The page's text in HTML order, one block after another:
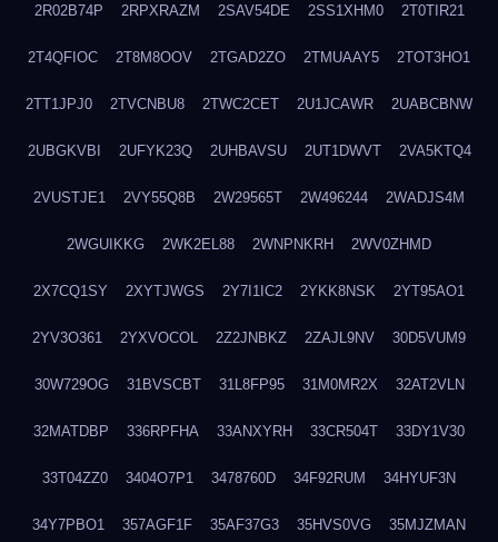
2R02B74P 2RPXRAZM 2SAV54DE 2SS1XHM0 2T0TIR21
2T4QFIOC 2T8M8OOV 2TGAD2ZO 2TMUAAY5 2TOT3HO1
2TT1JPJ0 2TVCNBU8 2TWC2CET 2U1JCAWR 2UABCBNW
2UBGKVBI 2UFYK23Q 2UHBAVSU 2UT1DWVT 2VA5KTQ4
2VUSTJE1 2VY55Q8B 2W29565T 2W496244 2WADJS4M
2WGUIKKG 2WK2EL88 2WNPNKRH 2WV0ZHMD
2X7CQ1SY 2XYTJWGS 2Y7I1IC2 2YKK8NSK 2YT95AO1
2YV3O361 2YXVOCOL 2Z2JNBKZ 2ZAJL9NV 30D5VUM9
30W729OG 31BVSCBT 31L8FP95 31M0MR2X 32AT2VLN
32MATDBP 336RPFHA 33ANXYRH 33CR504T 33DY1V30
33T04ZZ0 3404O7P1 3478760D 34F92RUM 34HYUF3N
34Y7PBO1 357AGF1F 35AF37G3 35HVS0VG 35MJZMAN